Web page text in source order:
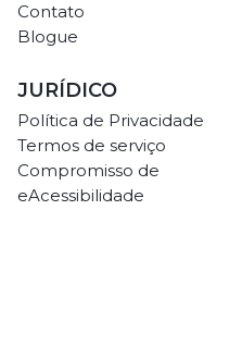
Contato
Blogue
JURÍDICO
Política de Privacidade
Termos de serviço
Compromisso de
eAcessibilidade